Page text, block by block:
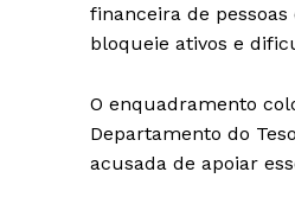
financeira de
bloqueie ativos e
O enquadramento
Departamento do
acusada de apoiar